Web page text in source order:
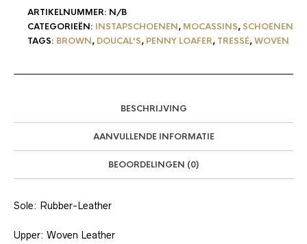
ARTIKELNUMMER: N/B
CATEGORIEËN: INSTAPSCHOENEN, MOCASSINS, SCHOENEN
TAGS: BROWN, DOUCAL'S, PENNY LOAFER, TRESSÉ,WOVEN
BESCHRIJVING
AANVULLENDE INFORMATIE
BEOORDELINGEN (0)
Sole: Rubber-Leather
Upper: Woven Leather